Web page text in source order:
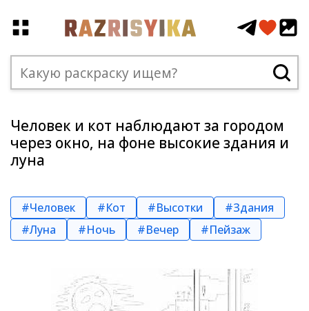
Человек и кот наблюдают за городом
через окно, на фоне высокие здания и
луна
#Человек #Кот #Высотки
#Здания
#Луна
#Ночь #Вечер #Пейзаж